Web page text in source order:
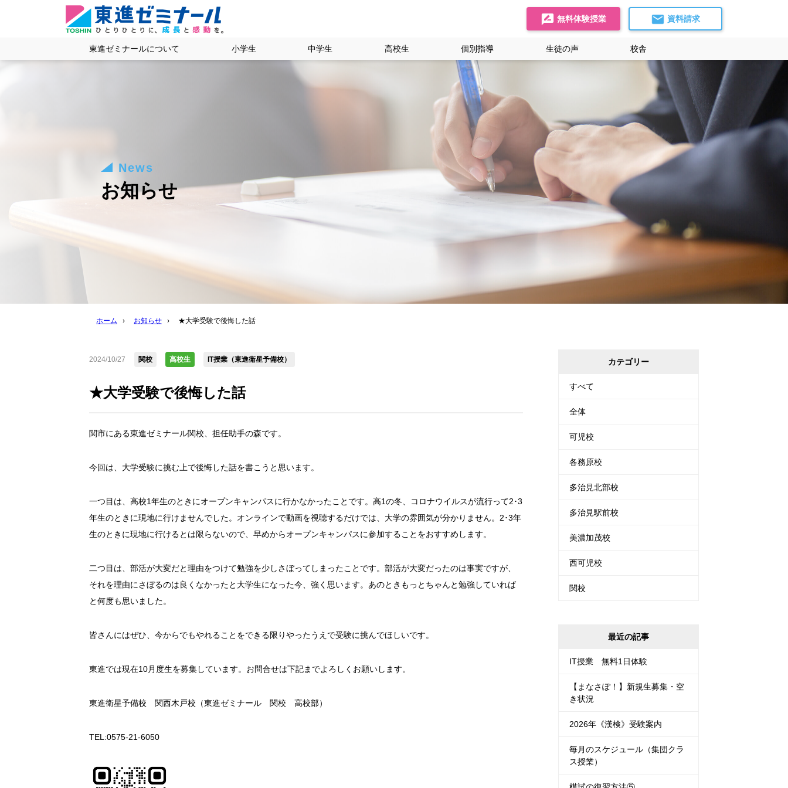
無料体験授業 資料請求
東進ゼミナールについて 小学生 中学生 高校生 個別指導 生徒の声 校舎
News
お知らせ
ホーム › お知らせ › ★大学受験で後悔した話
2024/10/27 関校 高校生 IT授業（東進衛星予備校）
★大学受験で後悔した話
関市にある東進ゼミナール関校、担任助手の森です。
今回は、大学受験に挑む上で後悔した話を書こうと思います。
一つ目は、高校1年生のときにオープンキャンパスに行かなかったことです。高1の冬、コロナウイルスが流行って2･3
年生のときに現地に行けませんでした。オンラインで動画を視聴するだけでは、大学の雰囲気が分かりません。2･3年
生のときに現地に行けるとは限らないので、早めからオープンキャンパスに参加することをおすすめします。
二つ目は、部活が大変だと理由をつけて勉強を少しさぼってしまったことです。部活が大変だったのは事実ですが、
それを理由にさぼるのは良くなかったと大学生になった今、強く思います。あのときもっとちゃんと勉強していれば
と何度も思いました。
皆さんにはぜひ、今からでもやれることをできる限りやったうえで受験に挑んでほしいです。
東進では現在10月度生を募集しています。お問合せは下記までよろしくお願いします。
東進衛星予備校 関西木戸校（東進ゼミナール 関校 高校部）
TEL:0575-21-6050
カテゴリー
すべて
全体
可児校
各務原校
多治見北部校
多治見駅前校
美濃加茂校
西可児校
関校
最近の記事
IT授業 無料1日体験
【まなさぽ！】新規生募集・空
き状況
2026年《漢検》受験案内
毎月のスケジュール（集団クラ
ス授業）